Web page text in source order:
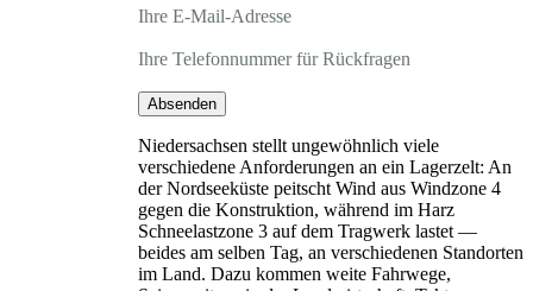
Ihre E-Mail-Adresse
Ihre Telefonnummer für Rückfragen
Absenden
Niedersachsen stellt ungewöhnlich viele
verschiedene Anforderungen an ein Lagerzelt: An
der Nordseeküste peitscht Wind aus Windzone 4
gegen die Konstruktion, während im Harz
Schneelastzone 3 auf dem Tragwerk lastet —
beides am selben Tag, an verschiedenen Standorten
im Land. Dazu kommen weite Fahrwege,